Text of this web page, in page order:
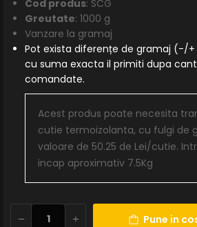
Cod produs: SCG
Greutate: 1000 g
Vanzare la gramaj
Pot exista diferențe de gramaj (-/+
cu suma exacta il primiti dupa
comandate.
Acest produs poate necesita
cutie termoizolanta, cu fulgi de
valoare de 50.25 de Lei/cutie.
incap aproximativ 7.5Kg
Pune in